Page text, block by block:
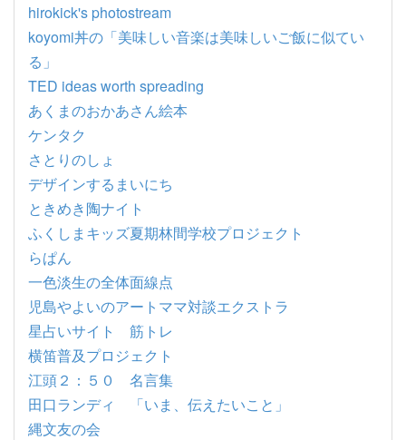
hirokick's photostream
koyomi丼の「美味しい音楽は美味しいご飯に似てい
る」
TED ideas worth spreading
あくまのおかあさん絵本
ケンタク
さとりのしょ
デザインするまいにち
ときめき陶ナイト
ふくしまキッズ夏期林間学校プロジェクト
らぱん
一色淡生の全体面線点
児島やよいのアートママ対談エクストラ
星占いサイト 筋トレ
横笛普及プロジェクト
江頭２：５０ 名言集
田口ランディ 「いま、伝えたいこと」
縄文友の会